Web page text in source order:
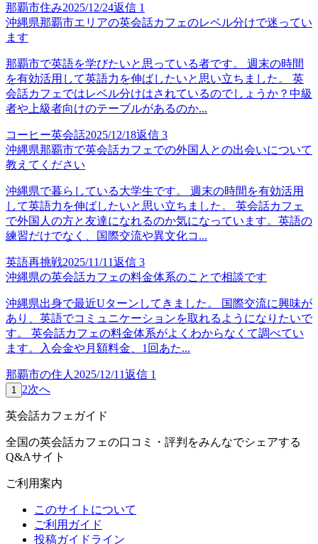
那覇市住み2025/12/24返信 1
沖縄県那覇市エリアの英会話カフェのレベル分けで迷ってい
ます
那覇市で英語を学びたいと思っている者です。 週末の時間
を有効活用して英語力を伸ばしたいと思い立ちました。 英
会話カフェではレベル分けはされているのでしょうか？中級
者や上級者向けのテーブルがあるのか...
コーヒー英会話2025/12/18返信 3
沖縄県那覇市で英会話カフェでの外国人との出会いについて
教えてください
沖縄県で暮らしている大学生です。 週末の時間を有効活用
して英語力を伸ばしたいと思い立ちました。 英会話カフェ
で外国人の方と友達になれるのか気になっています。英語の
練習だけでなく、国際交流や異文化コ...
英語再挑戦2025/11/11返信 3
沖縄県の英会話カフェの料金体系のことで相談です
沖縄県出身で最近Uターンしてきました。 国際交流に興味が
あり、英語でコミュニケーションを取れるようになりたいで
す。 英会話カフェの料金体系がよくわからなくて調べてい
ます。入会金や月額料金、1回あた...
那覇市の住人 2025/12/11返信 1
1 2次へ
英会話カフェガイド
全国の英会話カフェの口コミ・評判をみんなでシェアする
Q&Aサイト
ご利用案内
このサイトについて
ご利用ガイド
投稿ガイドライン